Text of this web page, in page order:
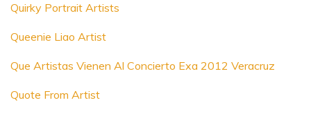
Quirky Portrait Artists
Queenie Liao Artist
Que Artistas Vienen Al Concierto Exa 2012 Veracruz
Quote From Artist